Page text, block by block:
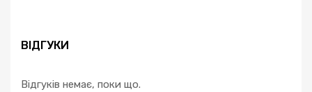
ВІДГУКИ
Відгуків немає, поки що.